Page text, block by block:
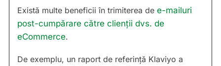
Există multe beneficii în trimiterea de e-mailuri
post-cumpărare către clienții dvs. de
eCommerce.
De exemplu, un raport de referință Klaviyo a